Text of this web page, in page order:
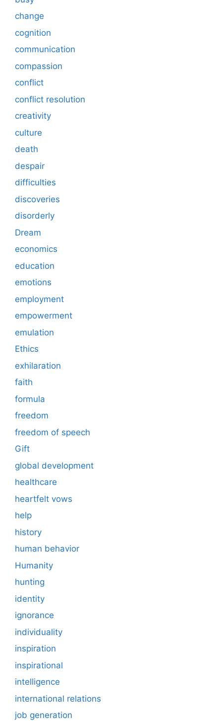
change
cognition
communication
compassion
conflict
conflict resolution
creativity
culture
death
despair
difficulties
discoveries
disorderly
Dream
economics
education
emotions
employment
empowerment
emulation
Ethics
exhilaration
faith
formula
freedom
freedom of speech
Gift
global development
healthcare
heartfelt vows
help
history
human behavior
Humanity
hunting
identity
ignorance
individuality
inspiration
inspirational
intelligence
international relations
job generation